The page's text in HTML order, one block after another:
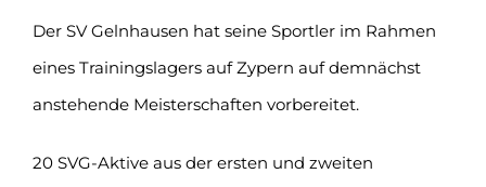
Der SV Gelnhausen hat seine Sportler im Rahmen
eines Trainingslagers auf Zypern auf demnächst
anstehende Meisterschaften vorbereitet.
20 SVG-Aktive aus der ersten und zweiten